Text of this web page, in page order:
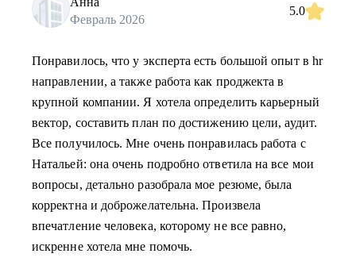
Февраль 2026
5.0
Понравилось, что у эксперта есть большой опыт в hr
направлении, а также работа как проджекта в
крупной компании. Я хотела определить карьерный
вектор, составить план по достижению цели, аудит.
Все получилось. Мне очень понравилась работа с
Натальей: она очень подробно ответила на все мои
вопросы, детально разобрала мое резюме, была
корректна и доброжелательна. Произвела
впечатление человека, которому не все равно,
искренне хотела мне помочь.